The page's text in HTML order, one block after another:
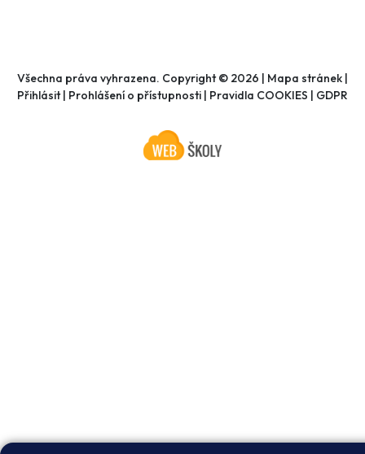
Všechna práva vyhrazena. Copyright © 2026 | Mapa stránek |
Přihlásit| Prohlášení o přístupnosti | Pravidla COOKIES | GDPR